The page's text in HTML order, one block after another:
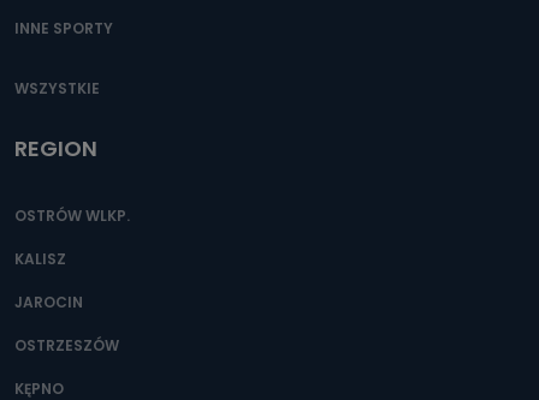
INNE SPORTY
WSZYSTKIE
REGION
OSTRÓW WLKP.
KALISZ
JAROCIN
OSTRZESZÓW
KĘPNO